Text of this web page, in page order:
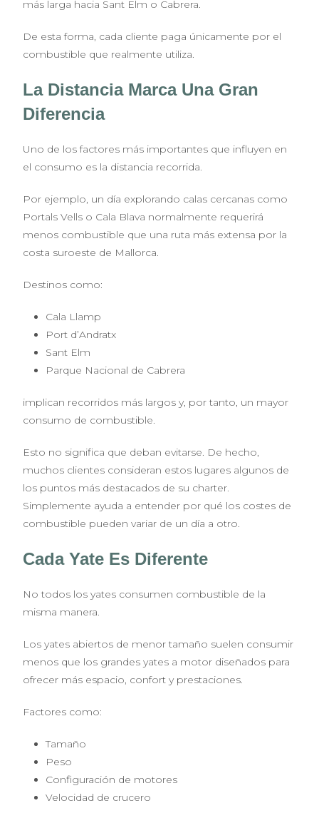
más larga hacia Sant Elm o Cabrera.
De esta forma, cada cliente paga únicamente por el
combustible que realmente utiliza.
La Distancia Marca Una Gran
Diferencia
Uno de los factores más importantes que influyen en
el consumo es la distancia recorrida.
Por ejemplo, un día explorando calas cercanas como
Portals Vells o Cala Blava normalmente requerirá
menos combustible que una ruta más extensa por la
costa suroeste de Mallorca.
Destinos como:
Cala Llamp
Port d’Andratx
Sant Elm
Parque Nacional de Cabrera
implican recorridos más largos y, por tanto, un mayor
consumo de combustible.
Esto no significa que deban evitarse. De hecho,
muchos clientes consideran estos lugares algunos de
los puntos más destacados de su charter.
Simplemente ayuda a entender por qué los costes de
combustible pueden variar de un día a otro.
Cada Yate Es Diferente
No todos los yates consumen combustible de la
misma manera.
Los yates abiertos de menor tamaño suelen consumir
menos que los grandes yates a motor diseñados para
ofrecer más espacio, confort y prestaciones.
Factores como:
Tamaño
Peso
Configuración de motores
Velocidad de crucero